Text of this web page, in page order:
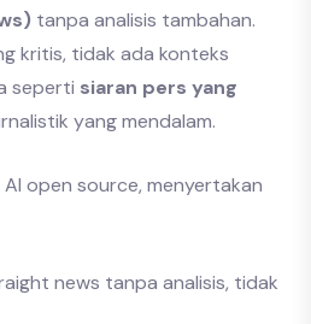
tanpa analisis tambahan.
kritis, tidak ada konteks
seperti siaran pers yang
yang mendalam.
open source, menyertakan
news tanpa analisis, tidak